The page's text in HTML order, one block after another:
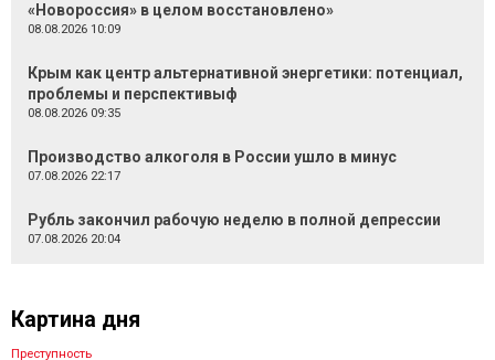
«Новороссия» в целом восстановлено»
08.08.2026 10:09
Крым как центр альтернативной энергетики: потенциал,
проблемы и перспективыф
08.08.2026 09:35
Производство алкоголя в России ушло в минус
07.08.2026 22:17
Рубль закончил рабочую неделю в полной депрессии
07.08.2026 20:04
Картина дня
Преступность